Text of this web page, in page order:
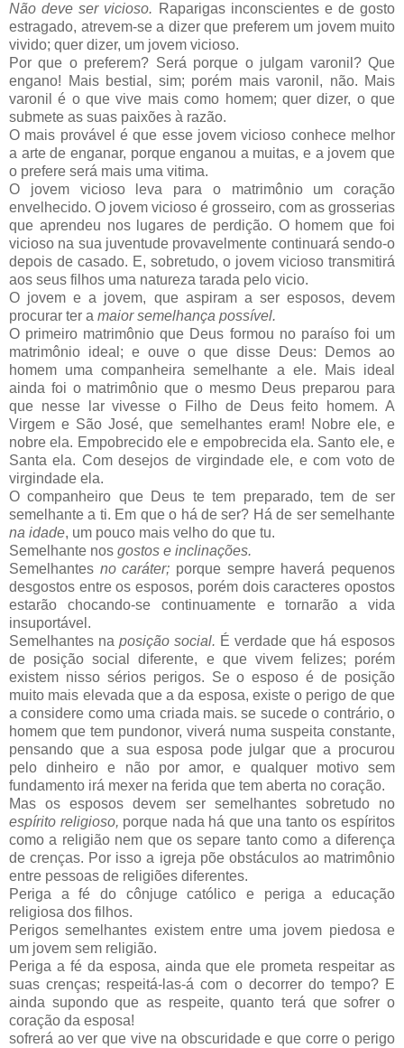
Não deve ser vicioso. Raparigas inconscientes e de gosto
estragado, atrevem-se a dizer que preferem um jovem muito
vivido; quer dizer, um jovem vicioso.
Por que o preferem? Será porque o julgam varonil? Que
engano! Mais bestial, sim; porém mais varonil, não. Mais
varonil é o que vive mais como homem; quer dizer, o que
submete as suas paixões à razão.
O mais provável é que esse jovem vicioso conhece melhor
a arte de enganar, porque enganou a muitas, e a jovem que
o prefere será mais uma vitima.
O jovem vicioso leva para o matrimônio um coração
envelhecido. O jovem vicioso é grosseiro, com as grosserias
que aprendeu nos lugares de perdição. O homem que foi
vicioso na sua juventude provavelmente continuará sendo-o
depois de casado. E, sobretudo, o jovem vicioso transmitirá
aos seus filhos uma natureza tarada pelo vicio.
O jovem e a jovem, que aspiram a ser esposos, devem
procurar ter a maior semelhança possível.
O primeiro matrimônio que Deus formou no paraíso foi um
matrimônio ideal; e ouve o que disse Deus: Demos ao
homem uma companheira semelhante a ele. Mais ideal
ainda foi o matrimônio que o mesmo Deus preparou para
que nesse lar vivesse o Filho de Deus feito homem. A
Virgem e São José, que semelhantes eram! Nobre ele, e
nobre ela. Empobrecido ele e empobrecida ela. Santo ele, e
Santa ela. Com desejos de virgindade ele, e com voto de
virgindade ela.
O companheiro que Deus te tem preparado, tem de ser
semelhante a ti. Em que o há de ser? Há de ser semelhante
na idade, um pouco mais velho do que tu.
Semelhante nos gostos e inclinações.
Semelhantes no caráter; porque sempre haverá pequenos
desgostos entre os esposos, porém dois caracteres opostos
estarão chocando-se continuamente e tornarão a vida
insuportável.
Semelhantes na posição social. É verdade que há esposos
de posição social diferente, e que vivem felizes; porém
existem nisso sérios perigos. Se o esposo é de posição
muito mais elevada que a da esposa, existe o perigo de que
a considere como uma criada mais. se sucede o contrário, o
homem que tem pundonor, viverá numa suspeita constante,
pensando que a sua esposa pode julgar que a procurou
pelo dinheiro e não por amor, e qualquer motivo sem
fundamento irá mexer na ferida que tem aberta no coração.
Mas os esposos devem ser semelhantes sobretudo no
espírito religioso, porque nada há que una tanto os espíritos
como a religião nem que os separe tanto como a diferença
de crenças. Por isso a igreja põe obstáculos ao matrimônio
entre pessoas de religiões diferentes.
Periga a fé do cônjuge católico e periga a educação
religiosa dos filhos.
Perigos semelhantes existem entre uma jovem piedosa e
um jovem sem religião.
Periga a fé da esposa, ainda que ele prometa respeitar as
suas crenças; respeitá-las-á com o decorrer do tempo? E
ainda supondo que as respeite, quanto terá que sofrer o
coração da esposa!
sofrerá ao ver que vive na obscuridade e que corre o perigo